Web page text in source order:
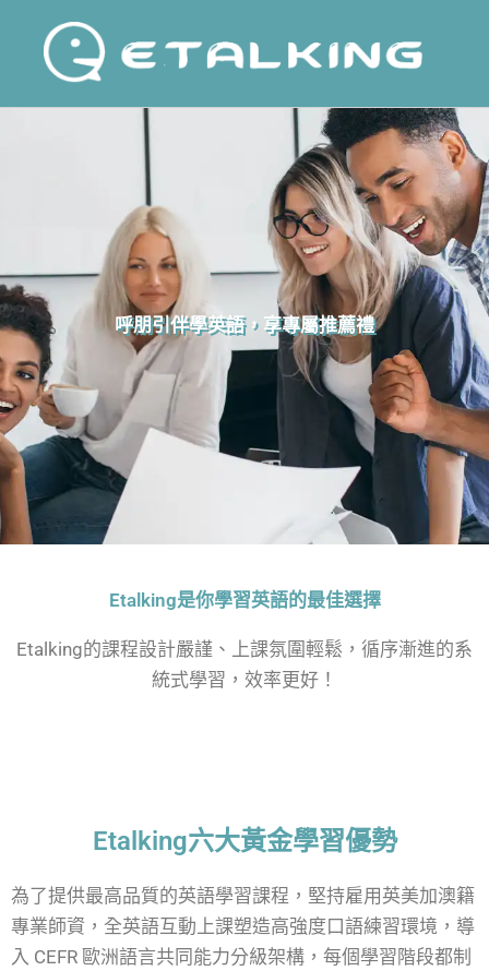
呼朋引伴學英語，享專屬推薦禮
Etalking是你學習英語的最佳選擇
Etalking的課程設計嚴謹、上課氛圍輕鬆，循序漸進的系
統式學習，效率更好！
Etalking六大黃金學習優勢
為了提供最高品質的英語學習課程，堅持雇用英美加澳籍
專業師資，全英語互動上課塑造高強度口語練習環境，導
入 CEFR 歐洲語言共同能力分級架構，每個學習階段都制